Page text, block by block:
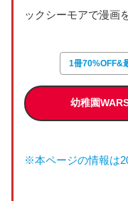
ックシーモアで漫画
1冊70%OFF&
幼稚園
※本ページの情報は